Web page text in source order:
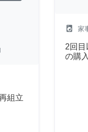
組立
local_laundry_service 家
2回目
の購